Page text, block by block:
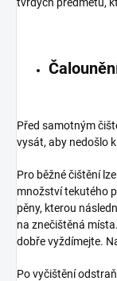
Před samotným
vysát, aby nedošlo
Pro běžné čištění
množství tekutého
pěny, kterou
na znečištěná
dobře vyždímejte.
Po vyčištění